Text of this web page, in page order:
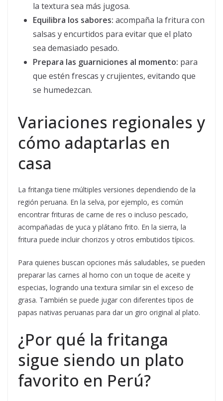
la textura sea más jugosa.
Equilibra los sabores: acompaña la fritura con
salsas y encurtidos para evitar que el plato
sea demasiado pesado.
Prepara las guarniciones al momento: para
que estén frescas y crujientes, evitando que
se humedezcan.
Variaciones regionales y
cómo adaptarlas en
casa
La fritanga tiene múltiples versiones dependiendo de la
región peruana. En la selva, por ejemplo, es común
encontrar frituras de carne de res o incluso pescado,
acompañadas de yuca y plátano frito. En la sierra, la
fritura puede incluir chorizos y otros embutidos típicos.
Para quienes buscan opciones más saludables, se pueden
preparar las carnes al horno con un toque de aceite y
especias, logrando una textura similar sin el exceso de
grasa. También se puede jugar con diferentes tipos de
papas nativas peruanas para dar un giro original al plato.
¿Por qué la fritanga
sigue siendo un plato
favorito en Perú?